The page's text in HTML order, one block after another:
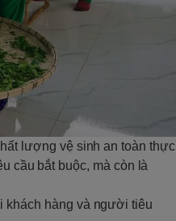
lượng vệ sinh an toàn thực
cầu bắt buộc, mà còn là
khách hàng và người tiêu